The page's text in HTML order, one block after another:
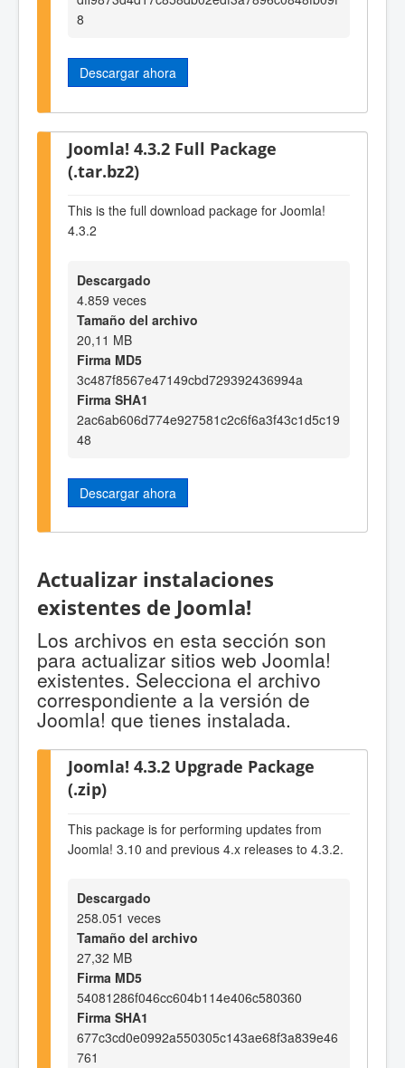
8
Descargar ahora
Joomla! 4.3.2 Full Package
(.tar.bz2)
This is the full download package for Joomla!
4.3.2
Descargado
4.859 veces
Tamaño del archivo
20,11 MB
Firma MD5
3c487f8567e47149cbd729392436994a
Firma SHA1
2ac6ab606d774e927581c2c6f6a3f43c1d5c19
48
Descargar ahora
Actualizar instalaciones
existentes de Joomla!
Los archivos en esta sección son
para actualizar sitios web Joomla!
existentes. Selecciona el archivo
correspondiente a la versión de
Joomla! que tienes instalada.
Joomla! 4.3.2 Upgrade Package
(.zip)
This package is for performing updates from
Joomla! 3.10 and previous 4.x releases to 4.3.2.
Descargado
258.051 veces
Tamaño del archivo
27,32 MB
Firma MD5
54081286f046cc604b114e406c580360
Firma SHA1
677c3cd0e0992a550305c143ae68f3a839e46
761